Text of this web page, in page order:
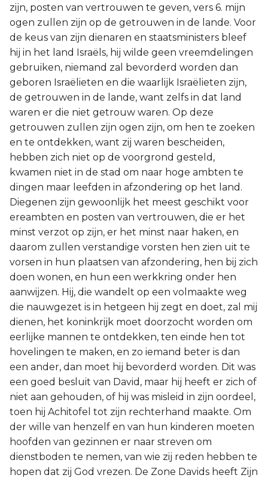
zijn, posten van vertrouwen te geven, vers 6. mijn
ogen zullen zijn op de getrouwen in de lande. Voor
de keus van zijn dienaren en staatsministers bleef
hij in het land Israëls, hij wilde geen vreemdelingen
gebruiken, niemand zal bevorderd worden dan
geboren Israëlieten en die waarlijk Israëlieten zijn,
de getrouwen in de lande, want zelfs in dat land
waren er die niet getrouw waren. Op deze
getrouwen zullen zijn ogen zijn, om hen te zoeken
en te ontdekken, want zij waren bescheiden,
hebben zich niet op de voorgrond gesteld,
kwamen niet in de stad om naar hoge ambten te
dingen maar leefden in afzondering op het land.
Diegenen zijn gewoonlijk het meest geschikt voor
ereambten en posten van vertrouwen, die er het
minst verzot op zijn, er het minst naar haken, en
daarom zullen verstandige vorsten hen zien uit te
vorsen in hun plaatsen van afzondering, hen bij zich
doen wonen, en hun een werkkring onder hen
aanwijzen. Hij, die wandelt op een volmaakte weg
die nauwgezet is in hetgeen hij zegt en doet, zal mij
dienen, het koninkrijk moet doorzocht worden om
eerlijke mannen te ontdekken, ten einde hen tot
hovelingen te maken, en zo iemand beter is dan
een ander, dan moet hij bevorderd worden. Dit was
een goed besluit van David, maar hij heeft er zich of
niet aan gehouden, of hij was misleid in zijn oordeel,
toen hij Achitofel tot zijn rechterhand maakte. Om
der wille van henzelf en van hun kinderen moeten
hoofden van gezinnen er naar streven om
dienstboden te nemen, van wie zij reden hebben te
hopen dat zij God vrezen. De Zone Davids heeft Zijn